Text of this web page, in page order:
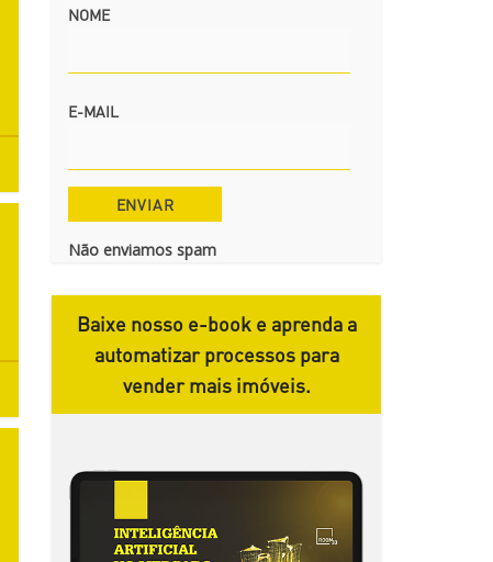
NOME
E-MAIL
Não enviamos spam
Baixe nosso e-book e aprenda a
automatizar processos para
vender mais imóveis.